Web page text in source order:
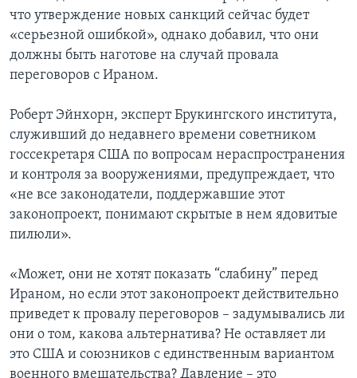
что утверждение новых санкций сейчас будет
«серьезной ошибкой», однако добавил, что они
должны быть наготове на случай провала
переговоров с Ираном.
Роберт Эйнхорн, эксперт Брукингского института,
служивший до недавнего времени советником
госсекретаря США по вопросам нераспространения
и контроля за вооружениями, предупреждает, что
«не все законодатели, поддержавшие этот
законопроект, понимают скрытые в нем ядовитые
пилюли».
«Может, они не хотят показать “слабину” перед
Ираном, но если этот законопроект действительно
приведет к провалу переговоров – задумывались ли
они о том, какова альтернатива? Не оставляет ли
это США и союзников с единственным вариантом
военного вмешательства? Давление – это